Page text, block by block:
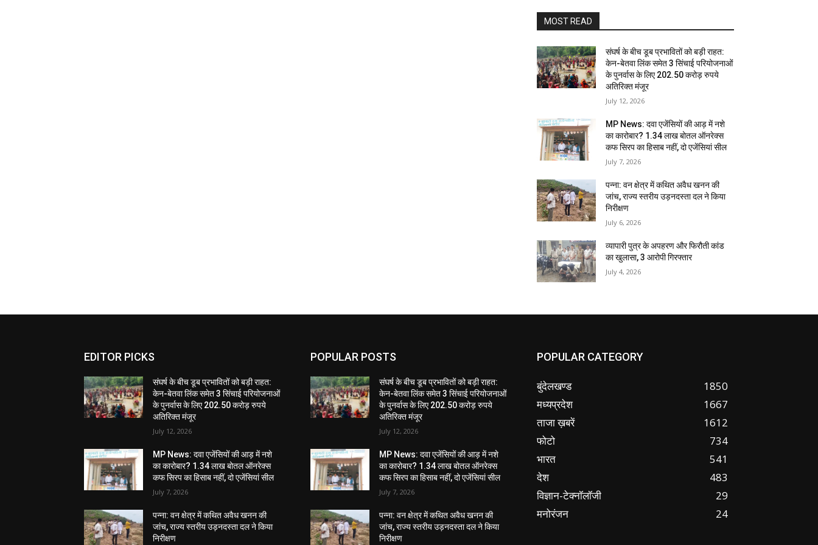
MOST READ
संघर्ष के बीच डूब प्रभावितों को बड़ी राहत:
केन-बेतवा लिंक समेत 3 सिंचाई परियोजनाओं
के पुनर्वास के लिए 202.50 करोड़ रुपये
अतिरिक्त मंजूर
July 12, 2026
MP News: दवा एजेंसियों की आड़ में नशे
का कारोबार? 1.34 लाख बोतल ऑनरेक्स
कफ सिरप का हिसाब नहीं, दो एजेंसियां सील
July 7, 2026
पन्ना: वन क्षेत्र में कथित अवैध खनन की
जांच, राज्य स्तरीय उड़नदस्ता दल ने किया
निरीक्षण
July 6, 2026
व्यापारी पुत्र के अपहरण और फिरौती कांड
का खुलासा, 3 आरोपी गिरफ्तार
July 4, 2026
EDITOR PICKS
संघर्ष के बीच डूब प्रभावितों को बड़ी राहत:
केन-बेतवा लिंक समेत 3 सिंचाई परियोजनाओं
के पुनर्वास के लिए 202.50 करोड़ रुपये
अतिरिक्त मंजूर
July 12, 2026
MP News: दवा एजेंसियों की आड़ में नशे
का कारोबार? 1.34 लाख बोतल ऑनरेक्स
कफ सिरप का हिसाब नहीं, दो एजेंसियां सील
July 7, 2026
पन्ना: वन क्षेत्र में कथित अवैध खनन की
जांच, राज्य स्तरीय उड़नदस्ता दल ने किया
निरीक्षण
POPULAR POSTS
संघर्ष के बीच डूब प्रभावितों को बड़ी राहत:
केन-बेतवा लिंक समेत 3 सिंचाई परियोजनाओं
के पुनर्वास के लिए 202.50 करोड़ रुपये
अतिरिक्त मंजूर
July 12, 2026
MP News: दवा एजेंसियों की आड़ में नशे
का कारोबार? 1.34 लाख बोतल ऑनरेक्स
कफ सिरप का हिसाब नहीं, दो एजेंसियां सील
July 7, 2026
पन्ना: वन क्षेत्र में कथित अवैध खनन की
जांच, राज्य स्तरीय उड़नदस्ता दल ने किया
निरीक्षण
POPULAR CATEGORY
बुंदेलखण्ड
1850
मध्यप्रदेश
1667
ताजा ख़बरें
1612
फोटो
734
भारत
541
देश
483
विज्ञान-टेक्नॉलॉजी
29
मनोरंजन
24